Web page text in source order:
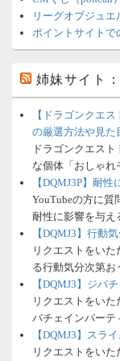
リーグオブジュ
ポイントサイトで
姉妹サイト
【ドラゴンクエ
の厳選方法や見た
ドラゴンクエス
な個体「おしゃ
【DQMJ3P】耐
YouTubeの方に質
耐性に影響を与
【DQMJ3】行動
リクエストをい
る行動気分次第
【DQMJ3】ジバ
リクエストをい
バチェインパー
【DQMJ3】スラ
リクエストをい